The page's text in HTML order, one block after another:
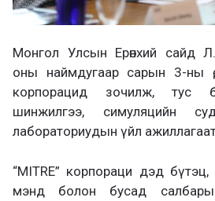
Монгол Улсын Ерөнхий сайд
оны наймдугаар сарын 3-ны
корпорацид зочилж, тус
шинжилгээ, симуляцийн
лабораториудын үйл
“MITRE” корпораци дэд бүтэц,
мэнд болон бусад